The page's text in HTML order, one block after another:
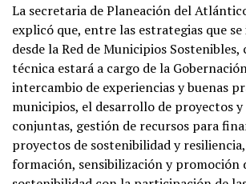
La secretaria de Planeación del
explicó que, entre las estrategias que
desde la Red de Municipios
técnica estará a cargo de la
intercambio de experiencias y buenas
municipios, el desarrollo de proyectos
conjuntas, gestión de recursos para
proyectos de sostenibilidad y
formación, sensibilización y promoción